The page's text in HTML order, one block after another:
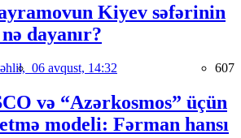
Kiyev səfərinin
dayanır?
06 avqust, 14:32 607
və “Azərkosmos” üçün
modeli: Fərman hansı